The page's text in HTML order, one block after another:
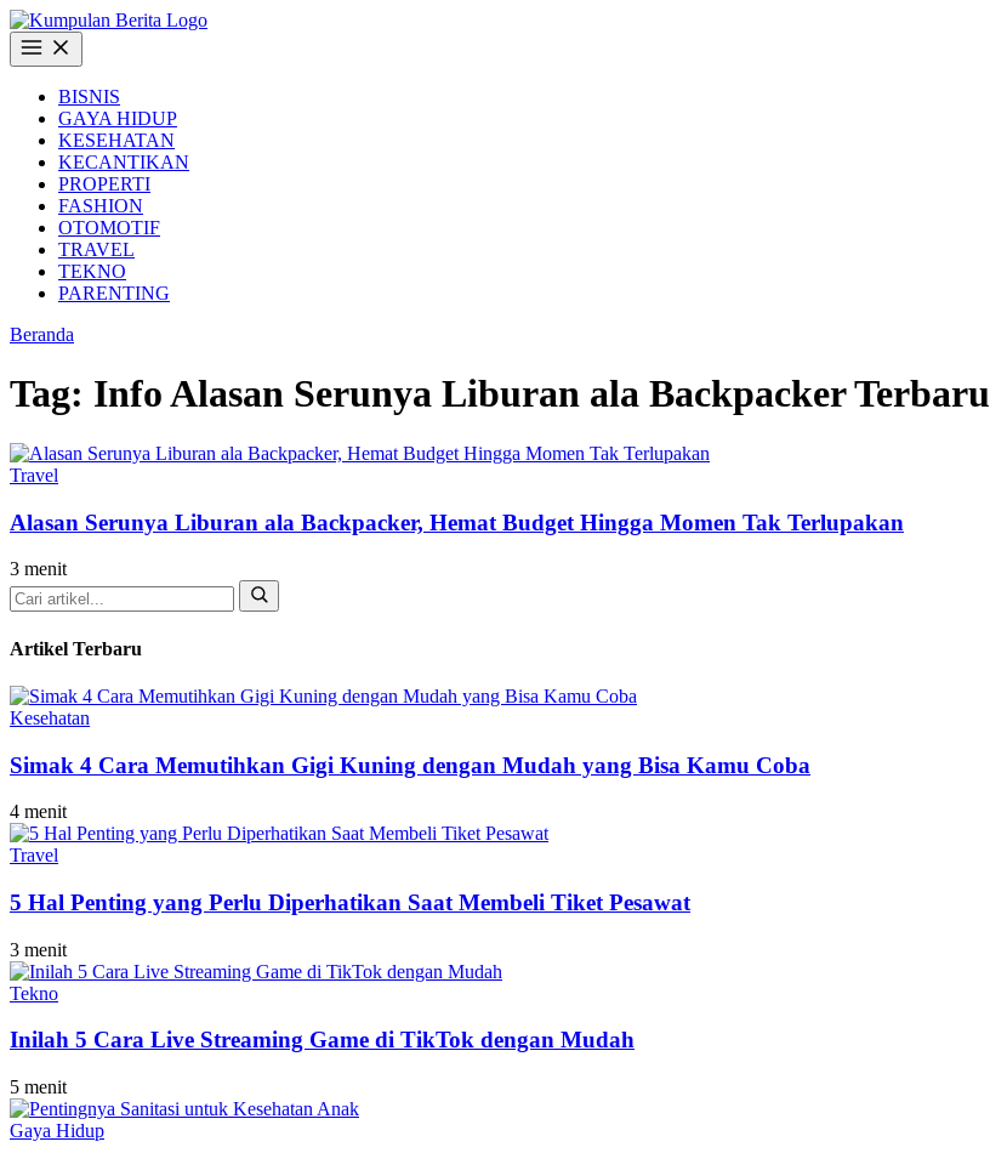
Langsung
ke
konten
Buka
Menu
BISNIS
GAYA HIDUP
KESEHATAN
KECANTIKAN
PROPERTI
FASHION
OTOMOTIF
TRAVEL
TEKNO
PARENTING
Beranda
Tag: Info Alasan Serunya Liburan ala Backpacker Terbaru
Travel
Alasan Serunya Liburan ala Backpacker, Hemat Budget Hingga Momen Tak Terlupakan
3 menit
Cari
Artikel Terbaru
Kesehatan
Simak 4 Cara Memutihkan Gigi Kuning dengan Mudah yang Bisa Kamu Coba
4 menit
Travel
5 Hal Penting yang Perlu Diperhatikan Saat Membeli Tiket Pesawat
3 menit
Tekno
Inilah 5 Cara Live Streaming Game di TikTok dengan Mudah
5 menit
Gaya Hidup